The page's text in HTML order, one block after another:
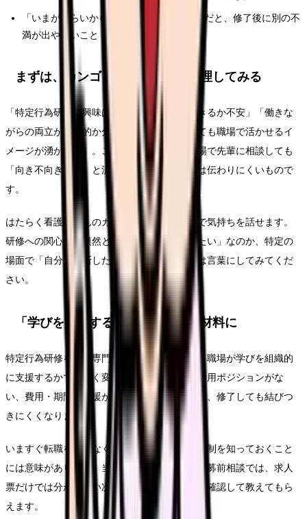
「いまがつらいから研修で逃げたい」だけだと、修了後に別の不
満が出やすいこと
まずは、カンゴさんに気持ちを整理してみる
「特定行為研修に興味はあるけど、自分にできるか不安」「働きな
がらの両立が現実的か分からない」「修了しても職場で活かせるイ
メージが湧かない」。こうした気持ちは、職場で先輩に相談しても
「向き不向きだよ」と流されがちで、家族には伝わりにくいもので
す。
はたらく看護師さんのカンゴさんには、匿名で気持ちを話せます。
研修への関心が、漠然とした「専門性を高めたい」なのか、特定の
場面で「自分で判断したい」なのか——まずは言葉にしてみてくだ
さい。
「学びを支援する職場か」を知る材料に
特定行為研修を含む専門教育を活かせるかは、職場が学びを組織的
に支援するかで大きく変わります。受講者の活用ポジションがな
い、費用・期間の支援がない、という職場では、修了しても結びつ
きにくくなります。
いますぐ転職を決めなくても、ほかの職場の体制を知っておくこと
には意味があります。当サイトの求人通知・応募前相談では、求人
票だけでは分からない次のような点を、職場に確認して教えてもら
えます。